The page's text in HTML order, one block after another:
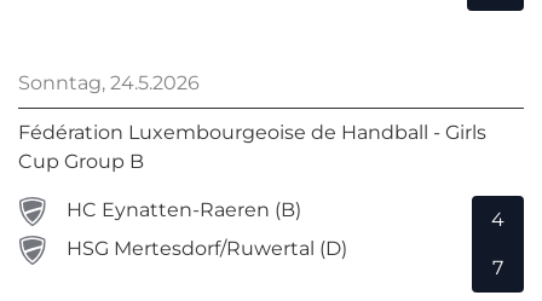
Sonntag, 24.5.2026
Fédération Luxembourgeoise de Handball - Girls
Cup Group B
HC Eynatten-Raeren (B)
HSG Mertesdorf/Ruwertal (D)
4
7